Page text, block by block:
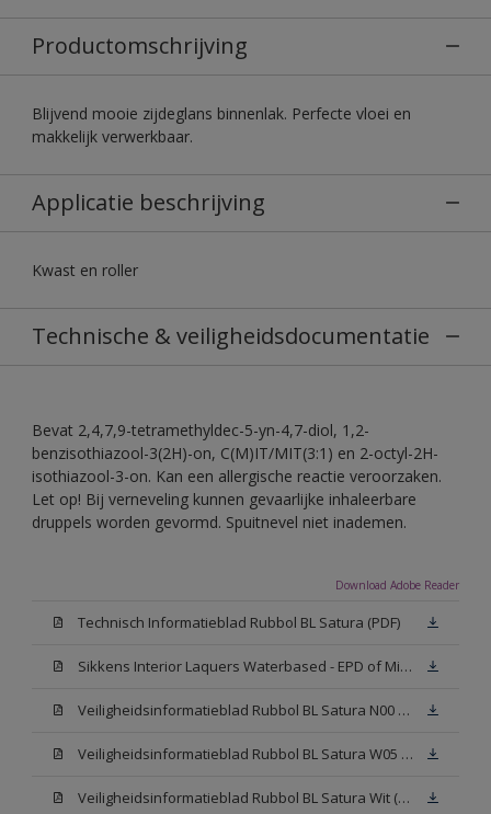
Productomschrijving
Blijvend mooie zijdeglans binnenlak. Perfecte vloei en
makkelijk verwerkbaar.
Applicatie beschrijving
Kwast en roller
Technische & veiligheidsdocumentatie
Bevat 2,4,7,9-tetramethyldec-5-yn-4,7-diol, 1,2-
benzisothiazool-3(2H)-on, C(M)IT/MIT(3:1) en 2-octyl-2H-
isothiazool-3-on. Kan een allergische reactie veroorzaken.
Let op! Bij verneveling kunnen gevaarlijke inhaleerbare
druppels worden gevormd. Spuitnevel niet inademen.
Download Adobe Reader
Technisch Informatieblad Rubbol BL Satura (PDF)
Sikkens Interior Laquers Waterbased - EPD of Milieuproductverklaring
Veiligheidsinformatieblad Rubbol BL Satura N00 (MSDS)
Veiligheidsinformatieblad Rubbol BL Satura W05 (MSDS)
Veiligheidsinformatieblad Rubbol BL Satura Wit (MSDS)